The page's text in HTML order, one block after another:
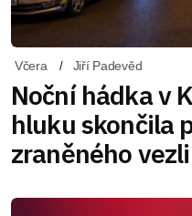
Včera Jiří Padevěd
Noční hádka v
hluku skončila
zraněného